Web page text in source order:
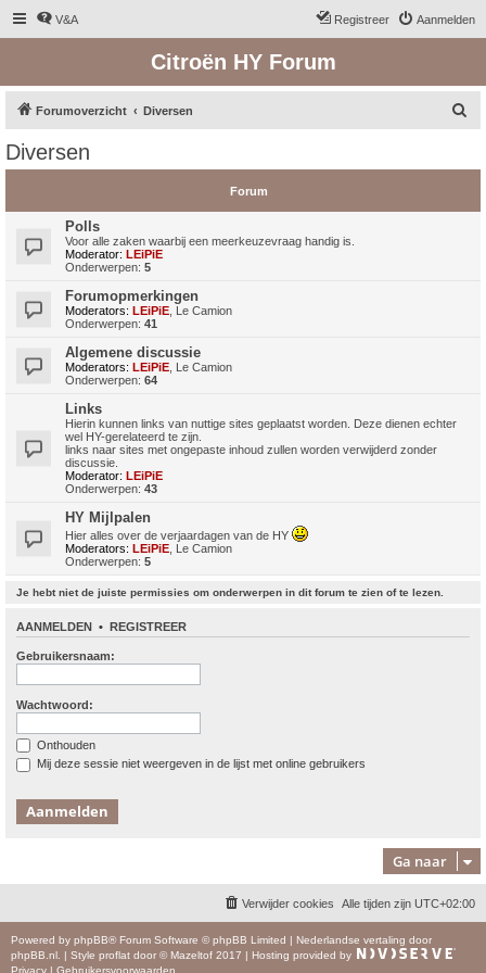
V&A Aanmelden
Registreer
Citroën HY Forum
Forumoverzicht Diversen
Diversen
Forum
Polls
Voor alle zaken waarbij een meerkeuzevraag handig is.
Moderator: LEiPiE
Onderwerpen: 5
Forumopmerkingen
Moderators: LEiPiE Le Camion
Onderwerpen: 41
Algemene discussie
Moderators: LEiPiE Le Camion
Onderwerpen: 64
Links
Hierin kunnen links van nuttige sites geplaatst worden. Deze dienen echter
wel HY-gerelateerd te zijn.
links naar sites met ongepaste inhoud zullen worden verwijderd zonder
discussie.
Moderator: LEiPiE
Onderwerpen: 43
HY Mijlpalen
Hier alles over de verjaardagen van de HY
Moderators: LEiPiE Le Camion
Onderwerpen: 5
Je hebt niet de juiste permissies om onderwerpen in dit forum te zien of te lezen.
AANMELDEN • REGISTREER
Gebruikersnaam:
Wachtwoord:
Onthouden
Mij deze sessie niet weergeven in de lijst met online gebruikers
Ga naar
Alle tijden zijn UTC+02:00
Verwijder cookies
Powered by phpBB® Forum Software © phpBB Limited | Nederlandse vertaling door
phpBB.nl
| Style proflat door © Mazeltof 2017 | Hosting provided by
Privacy | Gebruikersvoorwaarden